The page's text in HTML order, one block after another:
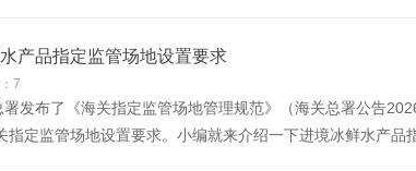
产品指定监管场地设置要求
7
发布了《海关指定监管场地管理规范》（海关总署公告
指定监管场地设置要求。小编就来介绍一下进境冰鲜水产